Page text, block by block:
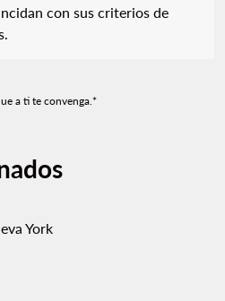
con sus criterios de
a ti te convenga.*
York